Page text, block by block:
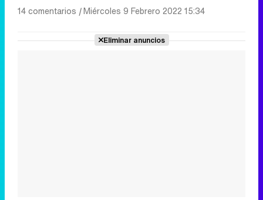
14 comentarios |Miércoles 9 Febrero 2022 15:34
Eliminar anuncios